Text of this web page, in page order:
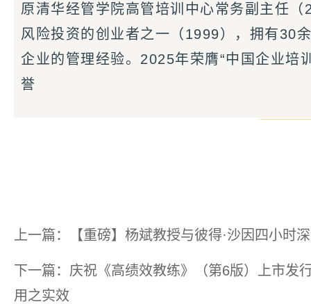
原清华经管学院高管培训中心常务副主任
风险投资的创业者之一（1999），拥有30
企业的管理经验。2025年荣膺“中国企业培
誉
上一篇：【重磅】杨斌教授与彼得·沙因四小时
下一篇：庆祝《高绩效教练》（第6版）上市发
用之实效